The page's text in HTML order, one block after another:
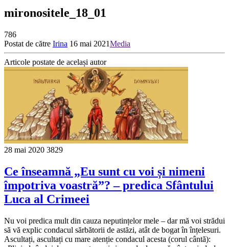
mironositele_18_01
786
Postat de către Irina 16 mai 2021Media
Articole postate de același autor
28 mai 2020 3829
Ce înseamnă „Eu sunt cu voi și nimeni
împotriva voastră”? – predica Sfântului
Luca al Crimeei
Nu voi predica mult din cauza neputințelor mele – dar mă voi strădui
să vă explic condacul sărbătorii de astăzi, atât de bogat în înțelesuri.
Ascultați, ascultați cu mare atenție condacul acesta (corul cântă):